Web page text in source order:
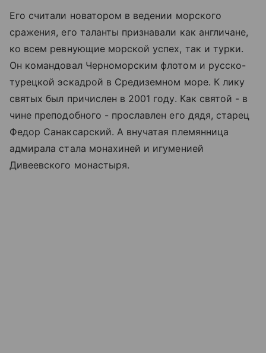
Его считали новатором в ведении морского
сражения, его таланты признавали как англичане,
ко всем ревнующие морской успех, так и турки.
Он командовал Черноморским флотом и русско-
турецкой эскадрой в Средиземном море. К лику
святых был причислен в 2001 году. Как святой - в
чине преподобного - прославлен его дядя, старец
Федор Санаксарский. А внучатая племянница
адмирала стала монахиней и игуменией
Дивеевского монастыря.